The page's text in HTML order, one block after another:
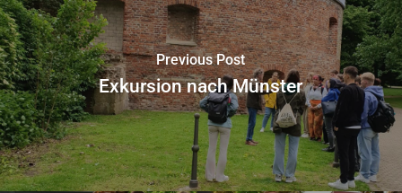
Previous Post
Exkursion nach Münster